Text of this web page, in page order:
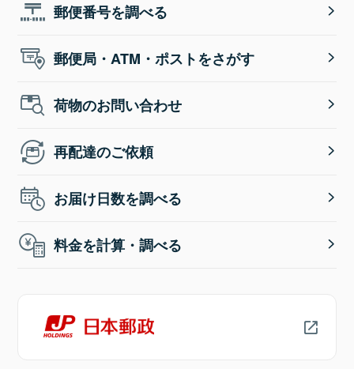
郵便番号を調べる
郵便局・ATM・ポストをさがす
荷物のお問い合わせ
再配達のご依頼
お届け日数を調べる
料金を計算・調べる